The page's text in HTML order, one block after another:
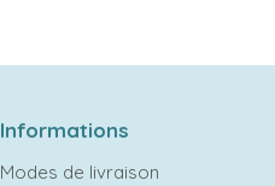
Informations
Modes de livraison